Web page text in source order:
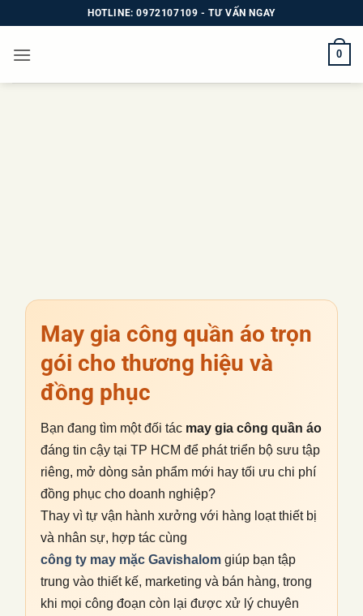
qua
nội
HOTLINE: 0972107109 - TƯ VẤN NGAY
0
May gia công quần áo trọn
gói cho thương hiệu và
đồng phục
Bạn đang tìm một đối tác may gia công quần áo
đáng tin cậy tại TP HCM để phát triển bộ sưu tập
riêng, mở dòng sản phẩm mới hay tối ưu chi phí
đồng phục cho doanh nghiệp?
Thay vì tự vận hành xưởng với hàng loạt thiết bị
và nhân sự, hợp tác cùng
công ty may mặc Gavishalom giúp bạn tập
trung vào thiết kế, marketing và bán hàng, trong
khi mọi công đoạn còn lại được xử lý chuyên